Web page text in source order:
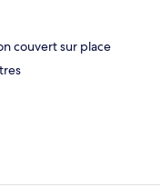
couvert sur place